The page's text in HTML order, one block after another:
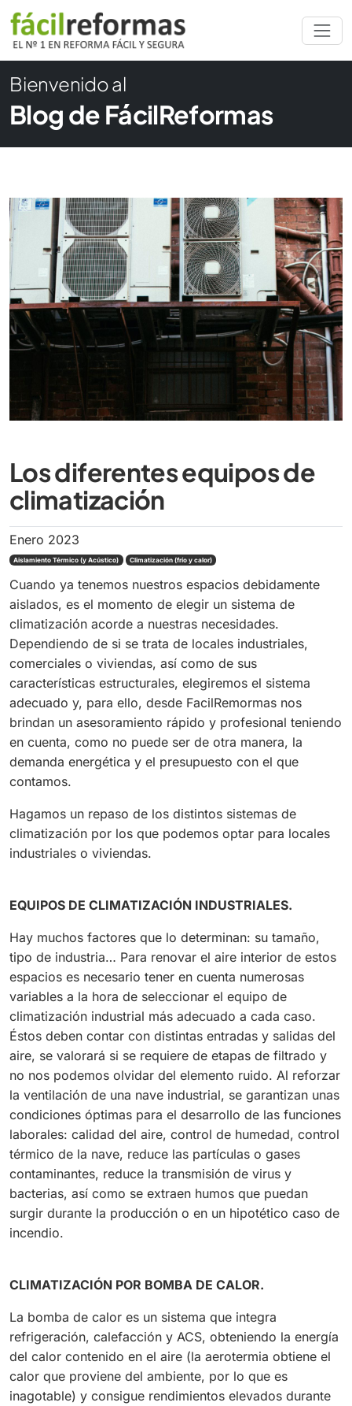
Bienvenido al
Blog de FácilReformas
Los diferentes equipos de
climatización
Enero 2023
Aislamiento Térmico (y Acústico) Climatización (frío y calor)
Cuando ya tenemos nuestros espacios debidamente
aislados, es el momento de elegir un sistema de
climatización acorde a nuestras necesidades.
Dependiendo de si se trata de locales industriales,
comerciales o viviendas, así como de sus
características estructurales, elegiremos el sistema
adecuado y, para ello, desde FacilRemormas nos
brindan un asesoramiento rápido y profesional teniendo
en cuenta, como no puede ser de otra manera, la
demanda energética y el presupuesto con el que
contamos.
Hagamos un repaso de los distintos sistemas de
climatización por los que podemos optar para locales
industriales o viviendas.
EQUIPOS DE CLIMATIZACIÓN INDUSTRIALES.
Hay muchos factores que lo determinan: su tamaño,
tipo de industria… Para renovar el aire interior de estos
espacios es necesario tener en cuenta numerosas
variables a la hora de seleccionar el equipo de
climatización industrial más adecuado a cada caso.
Éstos deben contar con distintas entradas y salidas del
aire, se valorará si se requiere de etapas de filtrado y
no nos podemos olvidar del elemento ruido. Al reforzar
la ventilación de una nave industrial, se garantizan unas
condiciones óptimas para el desarrollo de las funciones
laborales: calidad del aire, control de humedad, control
térmico de la nave, reduce las partículas o gases
contaminantes, reduce la transmisión de virus y
bacterias, así como se extraen humos que puedan
surgir durante la producción o en un hipotético caso de
incendio.
CLIMATIZACIÓN POR BOMBA DE CALOR.
La bomba de calor es un sistema que integra
refrigeración, calefacción y ACS, obteniendo la energía
del calor contenido en el aire (la aerotermia obtiene el
calor que proviene del ambiente, por lo que es
inagotable) y consigue rendimientos elevados durante